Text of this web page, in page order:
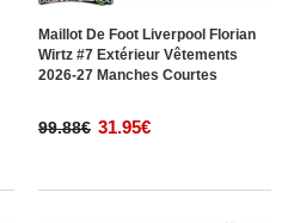
Maillot De Foot Liverpool Florian
Wirtz #7 Extérieur Vêtements
2026-27 Manches Courtes
99.88€ 31.95€